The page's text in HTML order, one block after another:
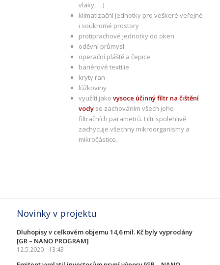
vlaky, …)
klimatizační jednotky pro veškeré veřejné
i soukromé prostory
protiprachové jednotky do oken
oděvní průmysl
operační pláště a čepice
bariérové textilie
kryty ran
lůžkoviny
využítí jako vysoce účinný filtr na čištění
vodyse zachováním všech jeho
filtračních parametrů. Filtr spolehlivě
zachycuje všechny mikroorganismy a
mikročástice.
Novinky v projektu
Dluhopisy v celkovém objemu 14,6 mil. Kč byly vyprodány
[GR – NANO PROGRAM]
12.5.2020 - 13:43